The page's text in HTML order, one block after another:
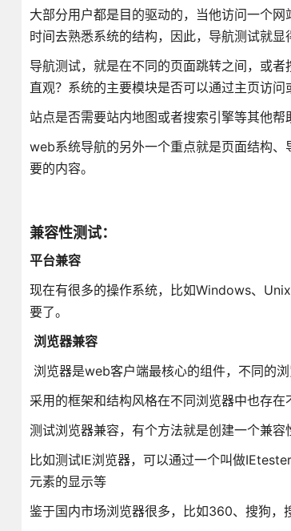
大部分用户都是目的驱动的，当他访问一个
时间去熟悉系统的结构，因此，导航测试就显
导航测试，就是在不同的页面跳转之间，或
直观？系统的主要模块是否可以通过主页访问
站点是否需要站内地图或者搜索引擎等其他帮
web系统导航的另外一个重点就是页面结构
要的内容。
兼容性测试：
平台兼容
现在有很多的操作系统，比如Windows、
要了。
浏览器兼容
浏览器是web客户端最核心的组件，不同的
采用的框架和结构风格在不同浏览器中也存
测试浏览器兼容，有个方法就是创建一个兼容
比如测试IE浏览器，可以通过一个叫做
元素的显示等
鉴于国内市场浏览器很多，比如360、搜狗，